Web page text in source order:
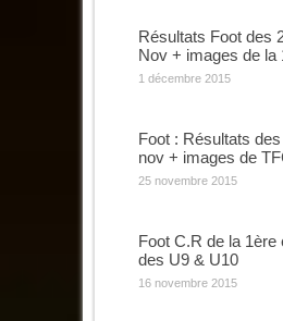
Résultats Foot des
Nov + images de la
1 décembre 2015
Foot : Résultats
nov + images de
25 novembre 2015
Foot C.R de la 1ère
des U9 & U10
16 novembre 2015